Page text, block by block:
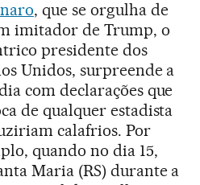
, que se orgulha de
imitador de Trump, o
presidente dos
Unidos, surpreende a
com declarações que
de qualquer estadista
calafrios. Por
quando no dia 15,
Maria (RS) durante a